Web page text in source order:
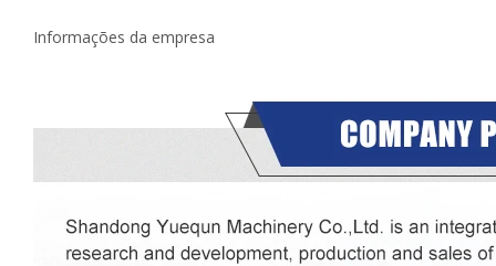
Informações da empresa